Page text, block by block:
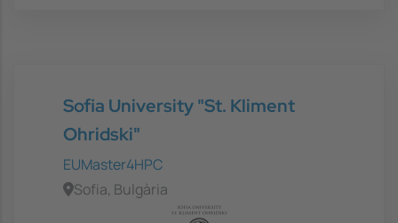
Sofia University "St. Kliment
Ohridski"
EUMaster4HPC
Sofia, Bulgària